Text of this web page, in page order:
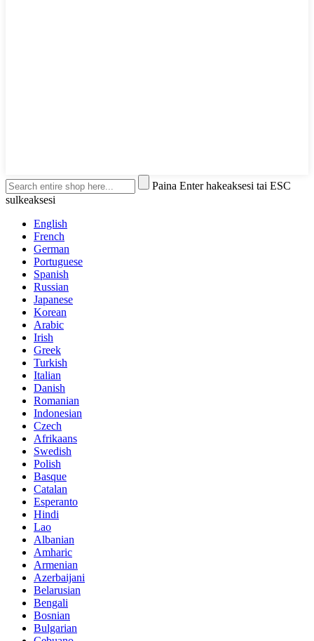
Paina Enter hakeaksesi tai ESC
sulkeaksesi
English
French
German
Portuguese
Spanish
Russian
Japanese
Korean
Arabic
Irish
Greek
Turkish
Italian
Danish
Romanian
Indonesian
Czech
Afrikaans
Swedish
Polish
Basque
Catalan
Esperanto
Hindi
Lao
Albanian
Amharic
Armenian
Azerbaijani
Belarusian
Bengali
Bosnian
Bulgarian